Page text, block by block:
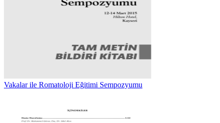
Vakalar ile Romatoloji Eğitimi Sempozyumu